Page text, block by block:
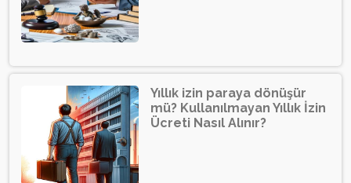
Yıllık izin paraya dönüşür
mü? Kullanılmayan Yıllık İzin
Ücreti Nasıl Alınır?